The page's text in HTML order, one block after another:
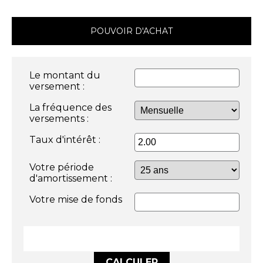
POUVOIR D'ACHAT
Le montant du
versement :
La fréquence des
versements :
Taux d'intérêt :
Votre période
d'amortissement :
Votre mise de fonds